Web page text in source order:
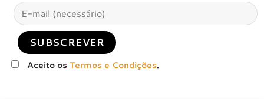
Aceito osTermos e Condições.